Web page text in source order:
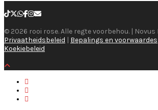
© 2026 rooi rose. Alle regte voorbehou. | Novus
Privaatheidsbeleid | Bepalings en voorwaardes
Koekiebeleid